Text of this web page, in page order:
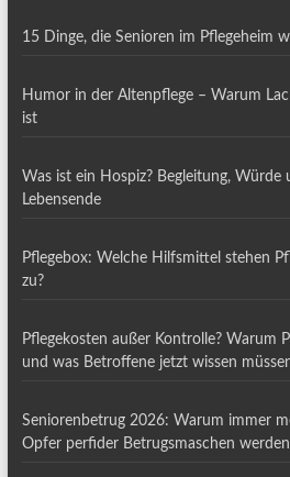
15 Dinge, die Senioren im Pflegeheim
Humor in der Altenpflege – Warum
ist
Was ist ein Hospiz? Begleitung, Würde
Lebensende
Pflegebox: Welche Hilfsmittel stehen
zu?
Pflegekosten außer Kontrolle? Warum
und was Betroffene jetzt wissen
Seniorenbetrug 2026: Warum immer
Opfer perfider Betrugsmaschen werden